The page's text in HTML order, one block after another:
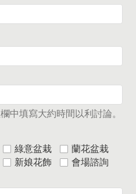
中填寫大約時間以利討論。
綠意盆栽
蘭花盆栽
新娘花飾
會場諮詢